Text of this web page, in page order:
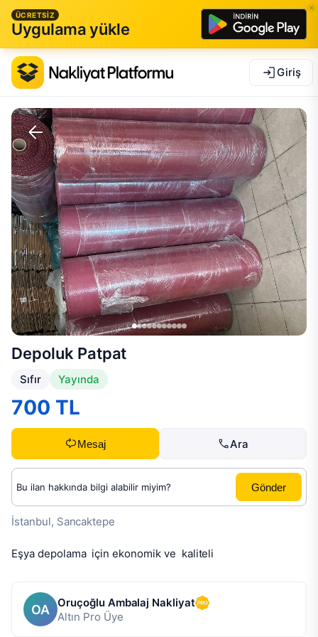
ÜCRETSİZ
Uygulama yükle
Giriş
Depoluk Patpat
Sıfır Yayında
700 TL
Mesaj Ara
Gönder
İstanbul, Sancaktepe
Eşya depolama  için ekonomik ve  kaliteli
OA
Oruçoğlu Ambalaj Nakliyat
Altın Pro Üye